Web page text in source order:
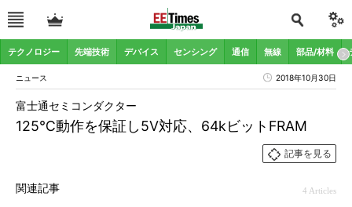
テクノロジー 先端技術 デバイス センシング 通信 無線 部品/材料
ニュース 2018年10月30日
125℃動作を保証し5V対応、64kビットFRAM
富士通セミコンダクター
記事を見る
関連記事 4 Articles